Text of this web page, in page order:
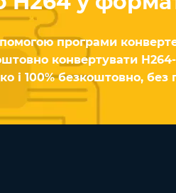
програми
конвертувати
і 100% безкоштовно, без